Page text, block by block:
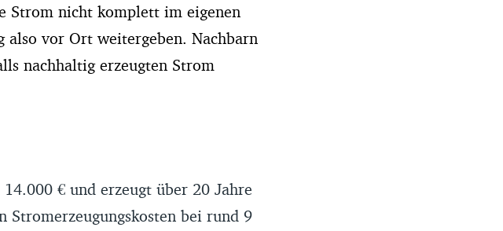
Strom nicht komplett im eigenen
vor Ort weitergeben. Nachbarn
nachhaltig erzeugten Strom
€ und erzeugt über 20 Jahre
bei rund 9